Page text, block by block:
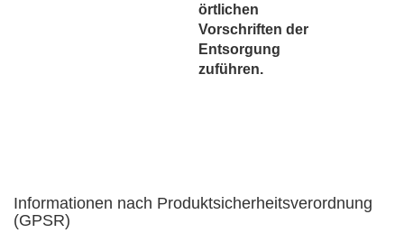
örtlichen
Vorschriften der
Entsorgung
zuführen.
Informationen nach Produktsicherheitsverordnung
(GPSR)